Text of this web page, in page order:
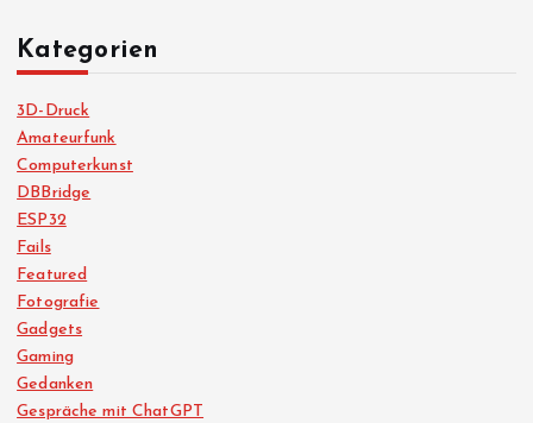
Kategorien
3D-Druck
Amateurfunk
Computerkunst
DBBridge
ESP32
Fails
Featured
Fotografie
Gadgets
Gaming
Gedanken
Gespräche mit ChatGPT